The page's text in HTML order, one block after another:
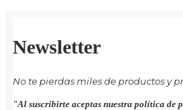
Newsletter
No te pierdas miles de productos y
"Al suscribirte aceptas nuestra política de